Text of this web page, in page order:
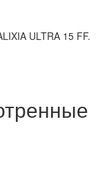
ULTRA 15 FF.